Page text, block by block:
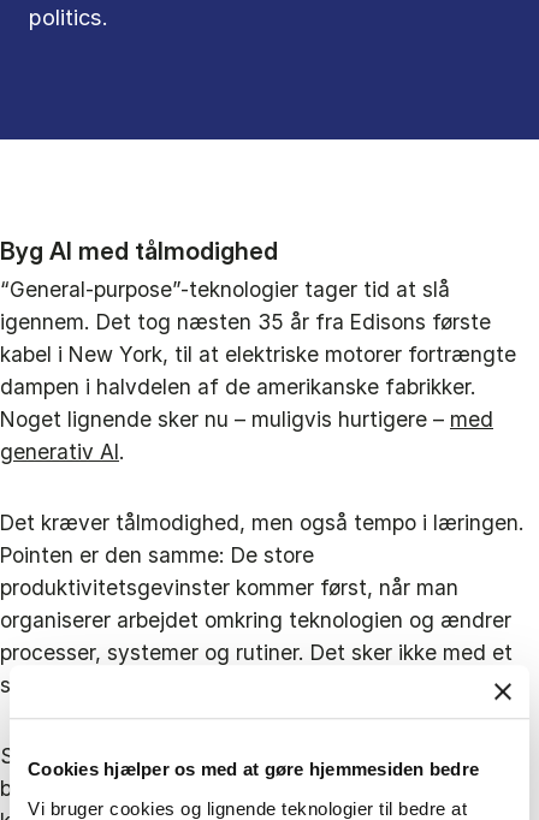
Cookies hjælper os med at gøre hjemmesiden bedre
Vi bruger cookies og lignende teknologier til bedre at
politics.
Byg AI med tålmodighed
“General‑purpose”-teknologier tager tid at slå
igennem. Det tog næsten 35 år fra Edisons første
kabel i New York, til at elektriske motorer fortrængte
dampen i halvdelen af de amerikanske fabrikker.
Noget lignende sker nu – muligvis hurtigere – med
generativ AI.
Det kræver tålmodighed, men også tempo i læringen.
Pointen er den samme: De store
produktivitetsgevinster kommer først, når man
organiserer arbejdet omkring teknologien og ændrer
processer, systemer og rutiner. Det sker ikke med et
seks måneders “Copilot‑projekt”.
Start konkret: Giv et afgrænset team adgang til de
bedste modeller med klare dataregler, etabler en fast